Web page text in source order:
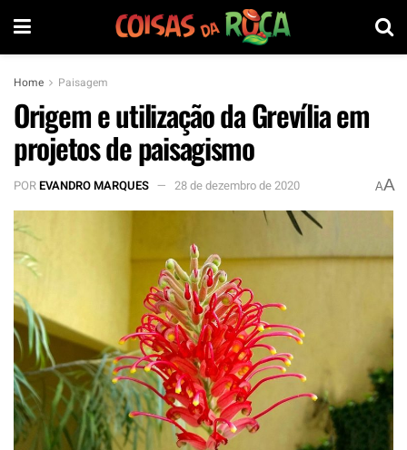
Home Paisagem
Origem e utilização da Grevília em
projetos de paisagismo
POREVANDRO MARQUES 28 de dezembro de 2020 AA